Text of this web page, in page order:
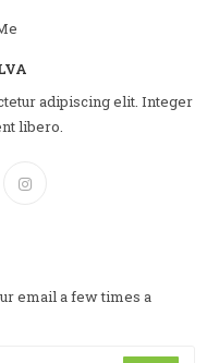
adipiscing elit. Integer
libero.
email a few times a